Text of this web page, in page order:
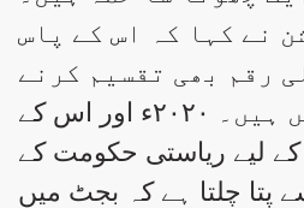
نے کہا کہ اس کے پاس
رقم بھی تقسیم کرنے
کے لیے فنڈ نہیں ہیں۔ ۲۰۲۰ء اور اس کے
کے لیے ریاستی حکومت کے
پتا چلتا ہے کہ بجٹ میں